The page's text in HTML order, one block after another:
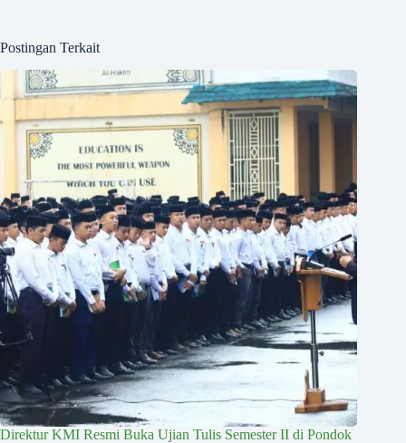
Postingan Terkait
Direktur KMI Resmi Buka Ujian Tulis Semester II di Pondok